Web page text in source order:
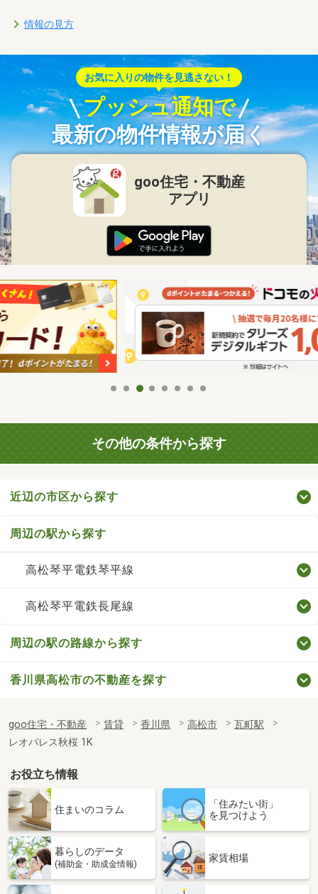
情報の見方
お気に入りの物件を見逃さない！
プッシュ通知で
最新の物件情報が届く
goo住宅・不動産
アプリ
その他の条件から探す
近辺の市区から探す
周辺の駅から探す
高松琴平電鉄琴平線
高松琴平電鉄長尾線
周辺の駅の路線から探す
香川県高松市の不動産を探す
goo住宅・不動産 賃貸 香川県 高松市
瓦町駅
レオパレス秋桜 1K
お役立ち情報
住まいのコラム
「住みたい街」
を見つけよう
暮らしのデータ
(補助金・助成金情報)
家賃相場